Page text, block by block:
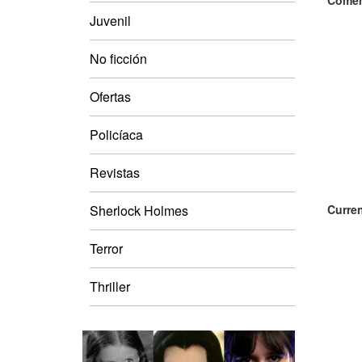
Juvenil
No ficción
Ofertas
Policíaca
Revistas
Sherlock Holmes
Terror
Thriller